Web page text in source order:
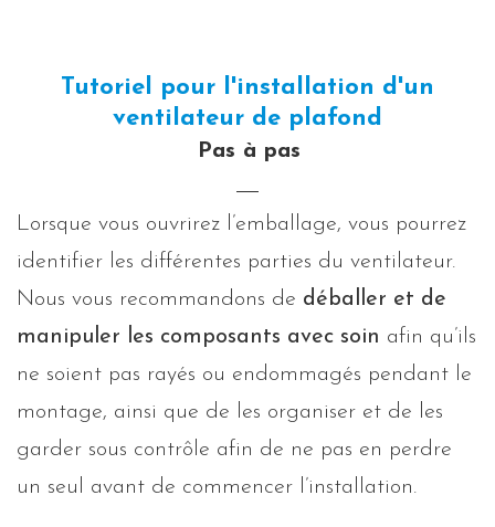
Tutoriel pour l'installation d'un
ventilateur de plafond
Pas à pas
Lorsque vous ouvrirez l’emballage, vous pourrez
identifier les différentes parties du ventilateur.
Nous vous recommandons de déballer et de
manipuler les composants avec soin afin qu’ils
ne soient pas rayés ou endommagés pendant le
montage, ainsi que de les organiser et de les
garder sous contrôle afin de ne pas en perdre
un seul avant de commencer l’installation.